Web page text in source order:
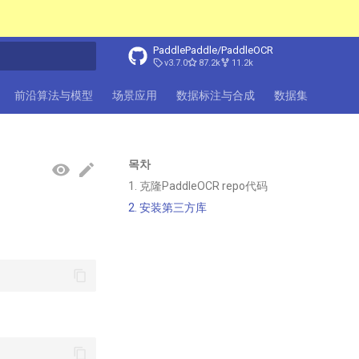
PaddlePaddle/PaddleOCR
v3.7.0 87.2k 11.2k
前沿算法与模型 场景应用 数据标注与合成 数据集
목차
1. 克隆PaddleOCR repo代码
2. 安装第三方库